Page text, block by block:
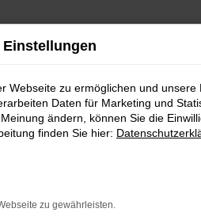
|
einfachen Grund. Ob für
steht in jeder
Golf Sportsvan
kommt hinzu, dass
Einstellungen
zu ermöglichen und unsere
Daten für Marketing und
ändern, können Sie die
finden Sie hier:
zu gewährleisten.